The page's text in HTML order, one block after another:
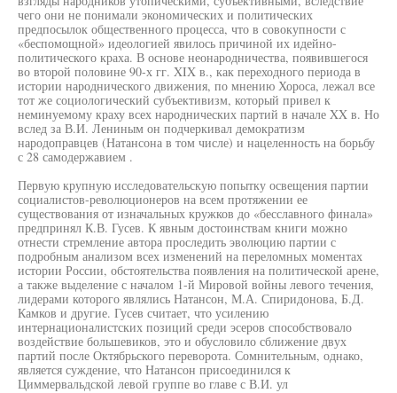
чего они не понимали экономических и политических
предпосылок общественного процесса, что в совокупности с
«беспомощной» идеологией явилось причиной их идейно-
политического краха. В основе неонародничества, появившегося
во второй половине 90-х гг. XIX в., как переходного периода в
истории народнического движения, по мнению Хороса, лежал все
тот же социологический субъективизм, который привел к
неминуемому краху всех народнических партий в начале XX в. Но
вслед за В.И. Лениным он подчеркивал демократизм
народоправцев (Натансона в том числе) и нацеленность на борьбу
с 28 самодержавием .
Первую крупную исследовательскую попытку освещения партии
социалистов-революционеров на всем протяжении ее
существования от изначальных кружков до «бесславного финала»
предпринял К.В. Гусев. К явным достоинствам книги можно
отнести стремление автора проследить эволюцию партии с
подробным анализом всех изменений на переломных моментах
истории России, обстоятельства появления на политической арене,
а также выделение с началом 1-й Мировой войны левого течения,
лидерами которого являлись Натансон, М.А. Спиридонова, Б.Д.
Камков и другие. Гусев считает, что усилению
интернационалистских позиций среди эсеров способствовало
воздействие большевиков, это и обусловило сближение двух
партий после Октябрьского переворота. Сомнительным, однако,
является суждение, что Натансон присоединился к
Циммервальдской левой группе во главе с В.И. ул